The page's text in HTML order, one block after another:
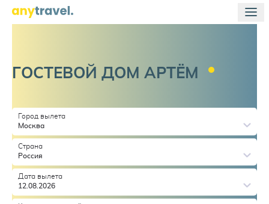
ГОСТЕВОЙ ДОМ АРТЁМ
Город вылета
Москва
Страна
Россия
Дата вылета
12.08.2026